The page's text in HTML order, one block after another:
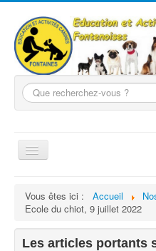
Que
recherchez-
vous
Basculer
la
Le club
Vous êtes ici : Accueil
Ecole du chiot, 9 juillet 2022
Les articles portants